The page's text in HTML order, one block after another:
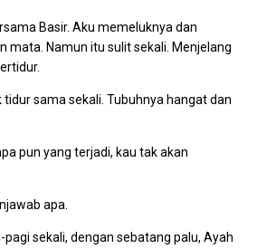
Basir. Aku memeluknya dan
mata. Namun itu sulit sekali. Menjelang
sama sekali. Tubuhnya hangat dan
pun yang terjadi, kau tak akan
apa.
pagi sekali, dengan sebatang palu, Ayah